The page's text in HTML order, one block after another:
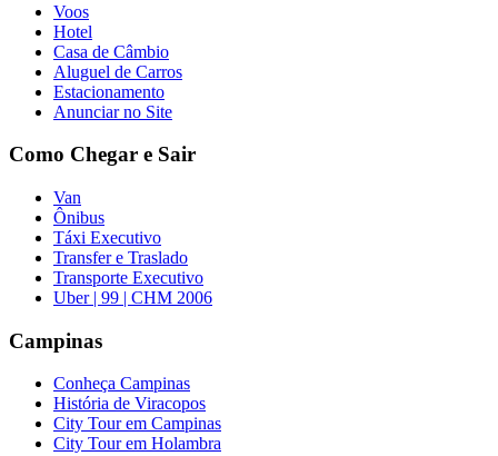
Voos
Hotel
Casa de Câmbio
Aluguel de Carros
Estacionamento
Anunciar no Site
Como Chegar e Sair
Van
Ônibus
Táxi Executivo
Transfer e Traslado
Transporte Executivo
Uber | 99 | CHM 2006
Campinas
Conheça Campinas
História de Viracopos
City Tour em Campinas
City Tour em Holambra